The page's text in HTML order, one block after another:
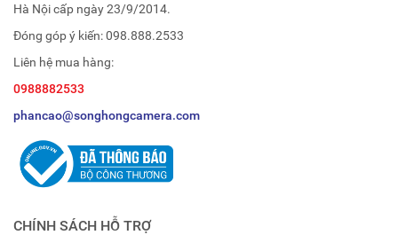
Hà Nội cấp ngày 23/9/2014.
Đóng góp ý kiến:098.888.2533
Liên hệ mua hàng:
0988882533
phancao@songhongcamera.com
CHÍNH SÁCH HỖ TRỢ